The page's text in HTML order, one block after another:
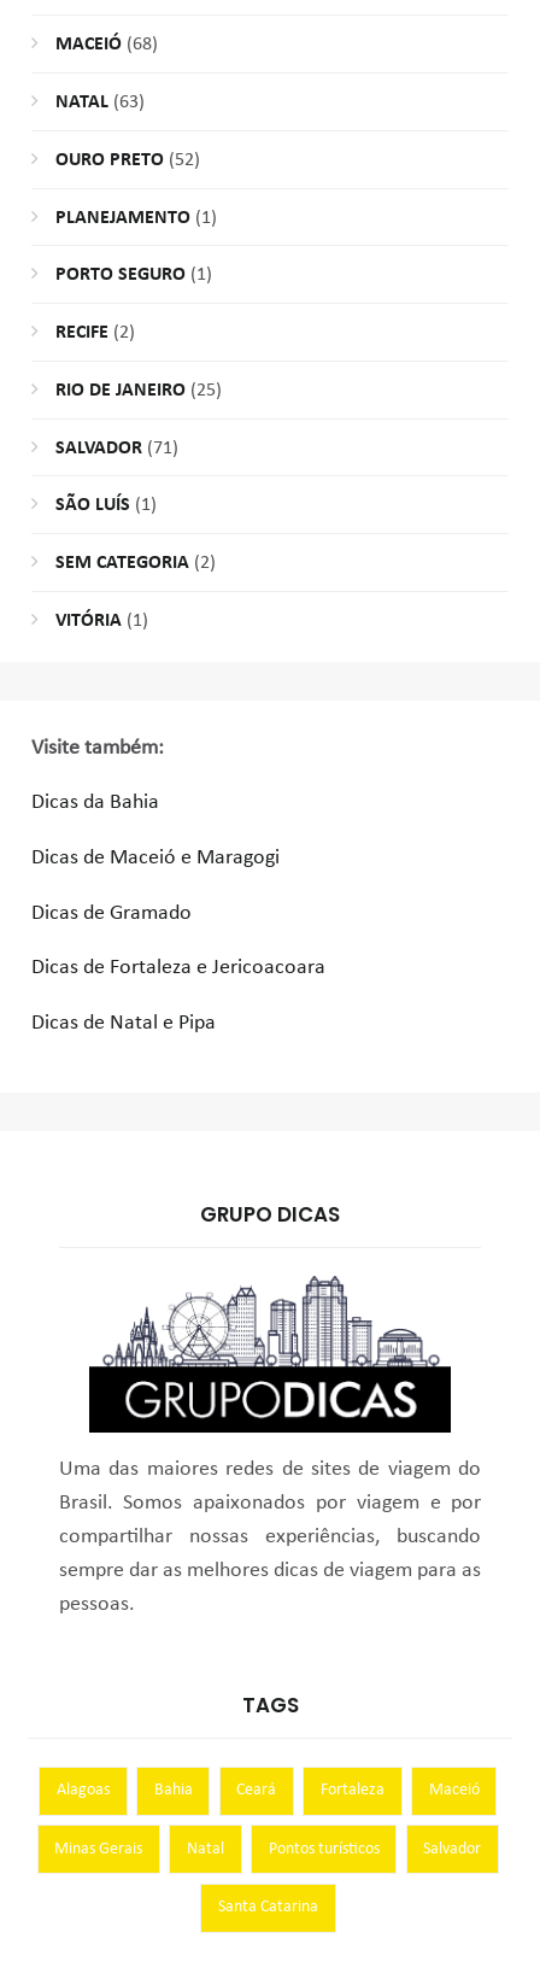
MACEIÓ(68)
NATAL(63)
OURO PRETO(52)
PLANEJAMENTO(1)
PORTO SEGURO(1)
RECIFE (2)
RIO DE JANEIRO(25)
SALVADOR(71)
SÃO LUÍS (1)
SEM CATEGORIA(2)
VITÓRIA(1)
Visite também:
Dicas da Bahia
Dicas de Maceió e Maragogi
Dicas de Gramado
Dicas de Fortaleza e Jericoacoara
Dicas de Natal e Pipa
GRUPO DICAS
Uma das maiores redes de sites de viagem do
Brasil. Somos apaixonados por viagem e por
compartilhar nossas experiências, buscando
sempre dar as melhores dicas de viagem para as
pessoas.
TAGS
Alagoas Bahia Ceará Fortaleza Maceió
Minas Gerais Natal Pontos turísticos Salvador
Santa Catarina